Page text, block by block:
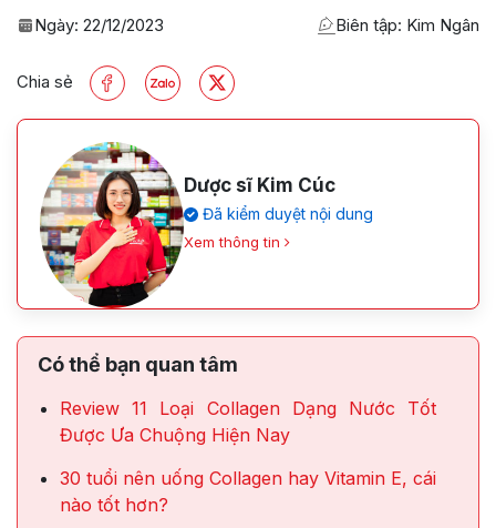
Ngày: 22/12/2023 Biên tập: Kim Ngân
Chia sẻ
Dược sĩ Kim Cúc
Đã kiểm duyệt nội dung
Xem thông tin
Có thể bạn quan tâm
Review 11 Loại Collagen Dạng Nước Tốt
Được Ưa Chuộng Hiện Nay
30 tuổi nên uống Collagen hay Vitamin E, cái
nào tốt hơn?